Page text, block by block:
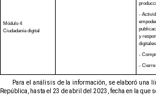
Módulo 4
Ciudadanía digital
-
y
digitales
-
- Cierre
Para el análisis de la información, se elaboró una
República, hasta el 23 de abril del 2023, fecha en la